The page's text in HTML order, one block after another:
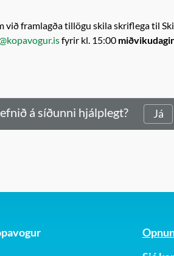
við framlagða tillögu skila skriflega til
fyrir kl. 15:00
á síðunni hjálplegt? Já